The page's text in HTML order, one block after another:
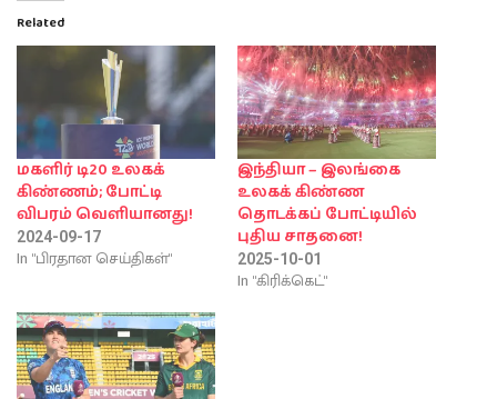
Related
மகளிர் டி20 உலகக்
கிண்ணம்; போட்டி
விபரம் வெளியானது!
2024-09-17
In "பிரதான செய்திகள்"
இந்தியா – இலங்கை
உலகக் கிண்ண
தொடக்கப் போட்டியில்
புதிய சாதனை!
2025-10-01
In "கிரிக்கெட்"